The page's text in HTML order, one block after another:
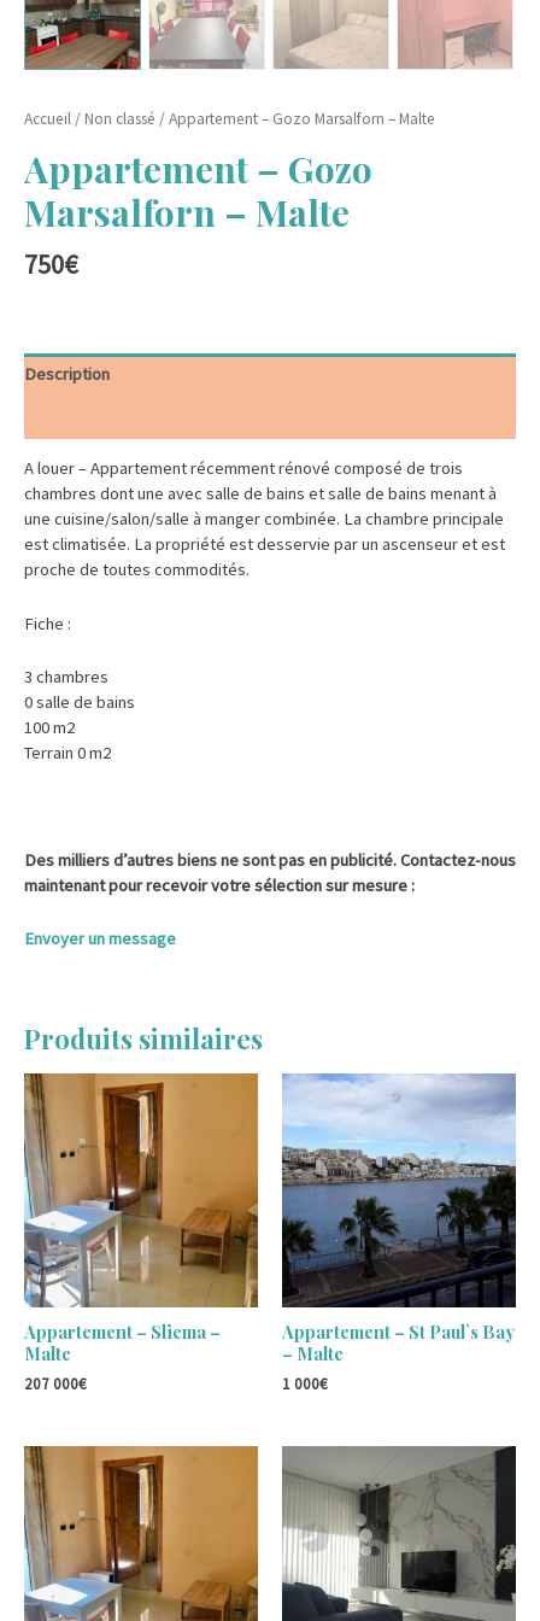
Accueil / Non classé / Appartement – Gozo Marsalforn – Malte
Appartement – Gozo
Marsalforn – Malte
750€
Description
A louer – Appartement récemment rénové composé de trois
chambres dont une avec salle de bains et salle de bains menant à
une cuisine/salon/salle à manger combinée. La chambre principale
est climatisée. La propriété est desservie par un ascenseur et est
proche de toutes commodités.
Fiche :
3 chambres
0 salle de bains
100 m2
Terrain 0 m2
Des milliers d’autres biens ne sont pas en publicité. Contactez-nous
maintenant pour recevoir votre sélection sur mesure :
Envoyer un message
Produits similaires
Appartement – Sliema –
Malte
207 000€
Appartement – St Paul`s Bay
– Malte
1 000€